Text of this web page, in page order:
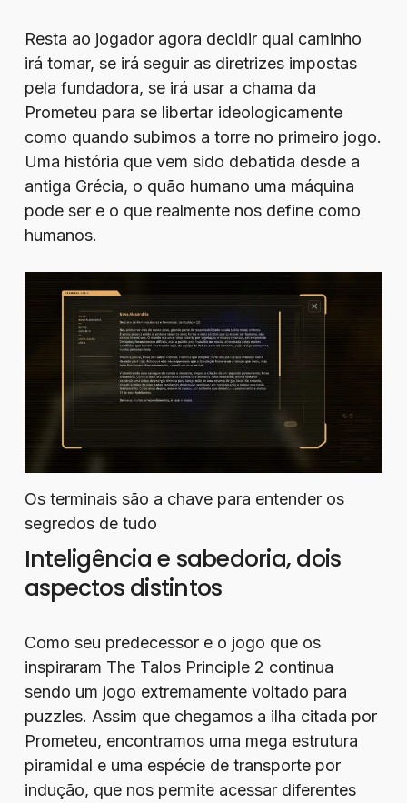
Resta ao jogador agora decidir qual caminho
irá tomar, se irá seguir as diretrizes impostas
pela fundadora, se irá usar a chama da
Prometeu para se libertar ideologicamente
como quando subimos a torre no primeiro jogo.
Uma história que vem sido debatida desde a
antiga Grécia, o quão humano uma máquina
pode ser e o que realmente nos define como
humanos.
Os terminais são a chave para entender os
segredos de tudo
Inteligência e sabedoria, dois
aspectos distintos
Como seu predecessor e o jogo que os
inspiraram The Talos Principle 2 continua
sendo um jogo extremamente voltado para
puzzles. Assim que chegamos a ilha citada por
Prometeu, encontramos uma mega estrutura
piramidal e uma espécie de transporte por
indução, que nos permite acessar diferentes